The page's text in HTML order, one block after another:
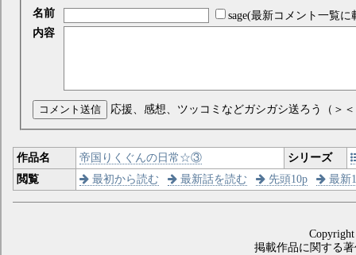
名前
sage(最新コメント一覧に
内容
コメント送信 応援、感想、ツッコミなどガシガシ送ろう（＞
作品名 帝国りくぐんの日常☆③
シリーズ
閲覧
最初から読む 最新話を読む 先頭10p 最新
掲載作品に関する